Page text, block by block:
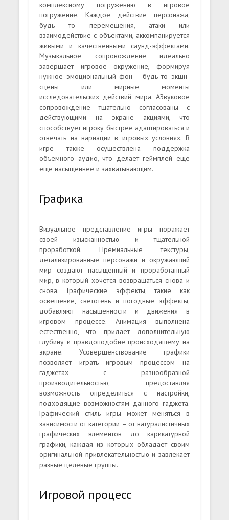
комплексному погружению в игровое
погружение. Каждое действие персонажа,
будь то перемещения, атаки или
взаимодействие с объектами, аккомпанируется
живыми и качественными саунд-эффектами.
Музыкальное сопровождение идеально
завершает игровое окружение, формируя
нужное эмоциональный фон – будь то экшн-
сцены или мирные моменты
исследовательских действий мира. АЗвуковое
сопровождение тщательно согласованы с
действующими на экране акциями, что
способствует игроку быстрее адаптироваться и
отвечать на вариации в игровых условиях. В
игре также осуществлена поддержка
объемного аудио, что делает геймплей ещё
еще насыщеннее и захватывающим.
Графика
Визуальное представление игры поражает
своей изысканностью и тщательной
проработкой. Премиальные текстуры,
детализированные персонажи и окружающий
мир создают насыщенный и проработанный
мир, в который хочется возвращаться снова и
снова. Графические эффекты, такие как
освещение, светотень и погодные эффекты,
добавляют насыщенности и движения в
игровом процессе. Анимация выполнена
естественно, что придаёт дополнительную
глубину и правдоподобие происходящему на
экране. Усовершенствование графики
позволяет играть игровым процессом на
гаджетах с разнообразной
производительностью, предоставляя
возможность определиться с настройки,
подходящие возможностям данного гаджета.
Графический стиль игры может меняться в
зависимости от категории – от натуралистичных
графических элементов до карикатурной
графики, каждая из которых обладает своим
оригинальной привлекательностью и завлекает
разные целевые группы.
Игровой процесс